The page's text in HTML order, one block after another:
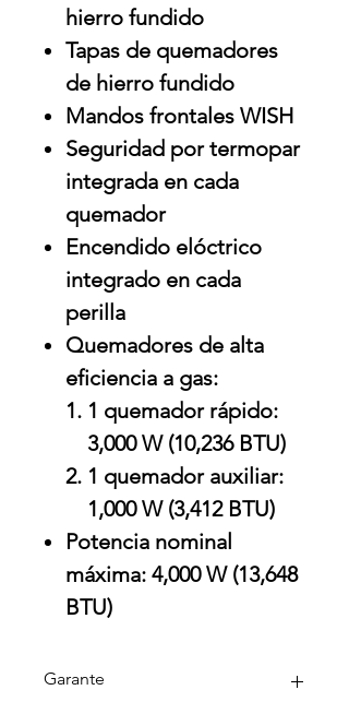
hierro fundido
Tapas de quemadores
de hierro fundido
Mandos frontales WISH
Seguridad por termopar
integrada en cada
quemador
Encendido elóctrico
integrado en cada
perilla
Quemadores de alta
eficiencia a gas:
1 quemador rápido:
3,000 W (10,236 BTU)
1 quemador auxiliar:
1,000 W (3,412 BTU)
Potencia nominal
máxima: 4,000 W (13,648
BTU)
Garante